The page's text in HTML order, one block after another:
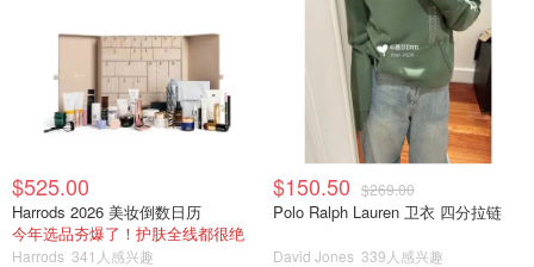
$525.00
Harrods 2026 美妆倒数日历
今年选品夯爆了！护肤全线都很绝
Harrods 341人感兴趣
$150.50 $269.00
Polo Ralph Lauren 卫衣 四分拉链
David Jones 339人感兴趣